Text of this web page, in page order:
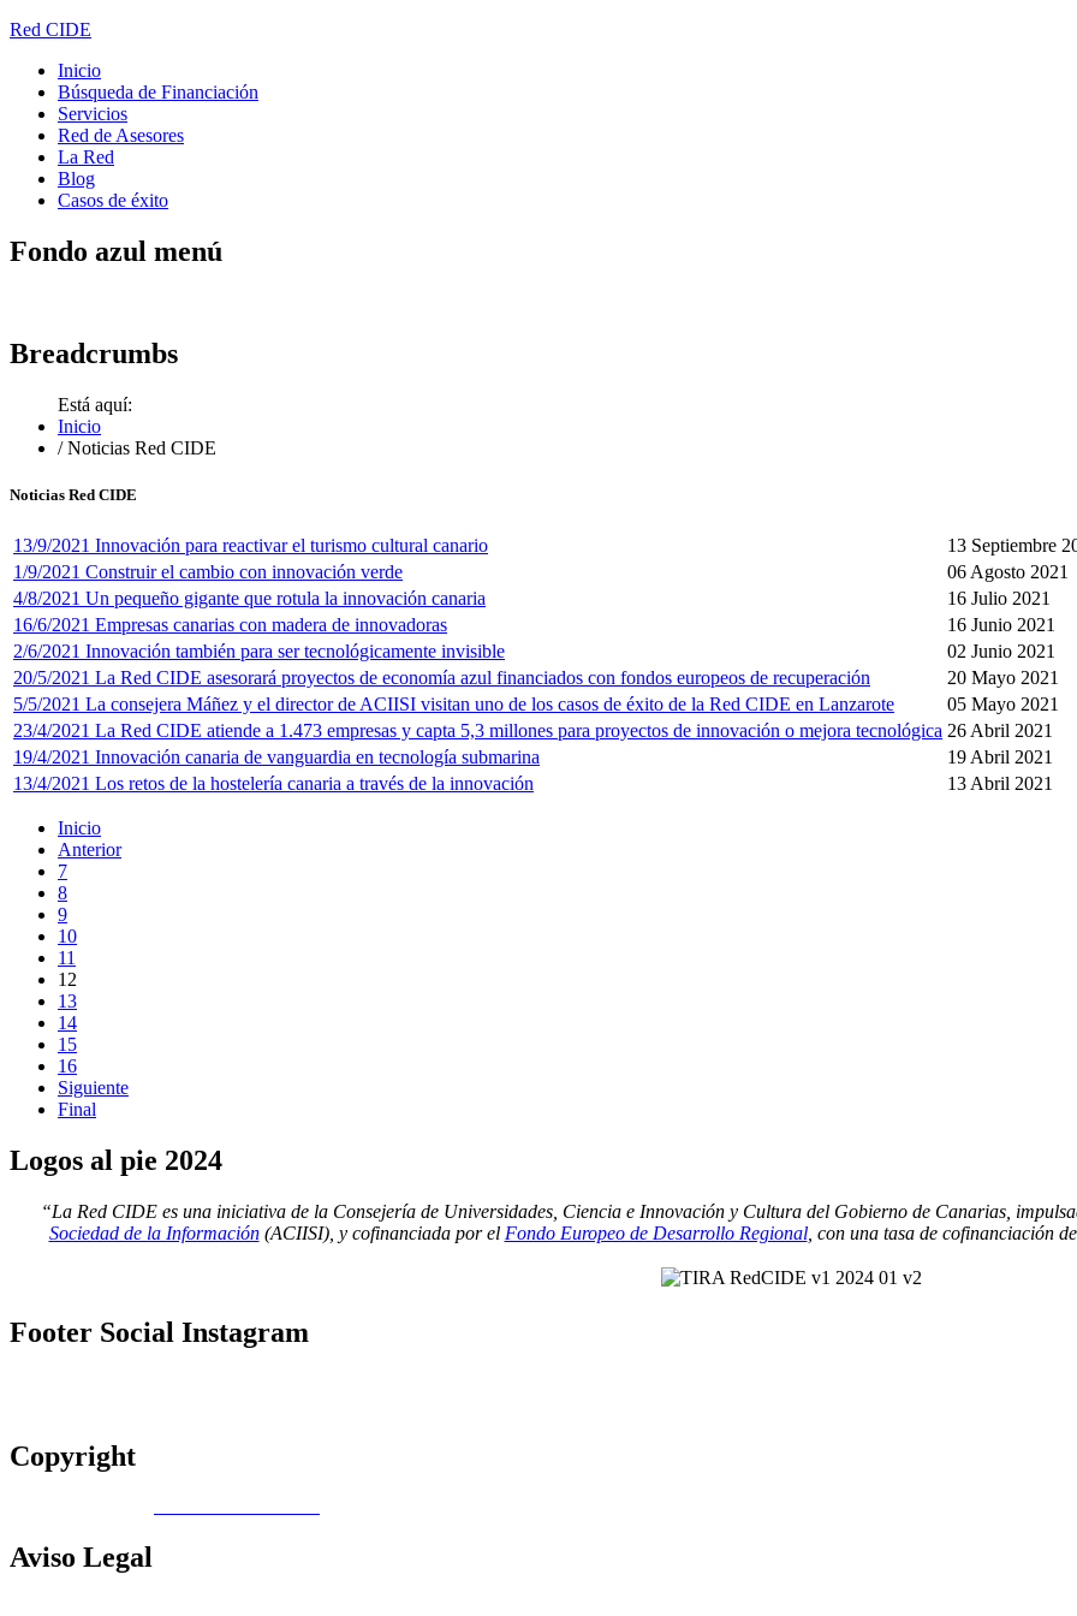
Red CIDE
Inicio
Búsqueda de Financiación
Servicios
Red de Asesores
La Red
Blog
Casos de éxito
Fondo azul menú
Breadcrumbs
Está aquí:
Inicio
/ Noticias Red CIDE
Noticias Red CIDE
13/9/2021 Innovación para reactivar el turismo cultural canario
13 Septiembre
1/9/2021 Construir el cambio con innovación verde
06 Agosto 2021
4/8/2021 Un pequeño gigante que rotula la innovación canaria
16 Julio 2021
16/6/2021 Empresas canarias con madera de innovadoras
16 Junio 2021
2/6/2021 Innovación también para ser tecnológicamente invisible
02 Junio 2021
20/5/2021 La Red CIDE asesorará proyectos de economía azul financiados con fondos europeos de recuperación
20 Mayo 2021
5/5/2021 La consejera Máñez y el director de ACIISI visitan uno de los casos de éxito de la Red CIDE en Lanzarote
05 Mayo 2021
23/4/2021 La Red CIDE atiende a 1.473 empresas y capta 5,3 millones para proyectos de innovación o mejora tecnológica 26 Abril 2021
19/4/2021 Innovación canaria de vanguardia en tecnología submarina
19 Abril 2021
13/4/2021 Los retos de la hostelería canaria a través de la innovación
13 Abril 2021
Inicio
Anterior
7
8
9
10
11
12
13
14
15
16
Siguiente
Final
Logos al pie 2024
“La Red CIDE es una iniciativa de la Consejería de Universidades, Ciencia e Innovación y Cultura del Gobierno de Canarias,
Sociedad de la Información(ACIISI), y cofinanciada por el Fondo Europeo de Desarrollo Regional, con una tasa de cofinanciación
Footer Social Instagram
Copyright
Aviso Legal